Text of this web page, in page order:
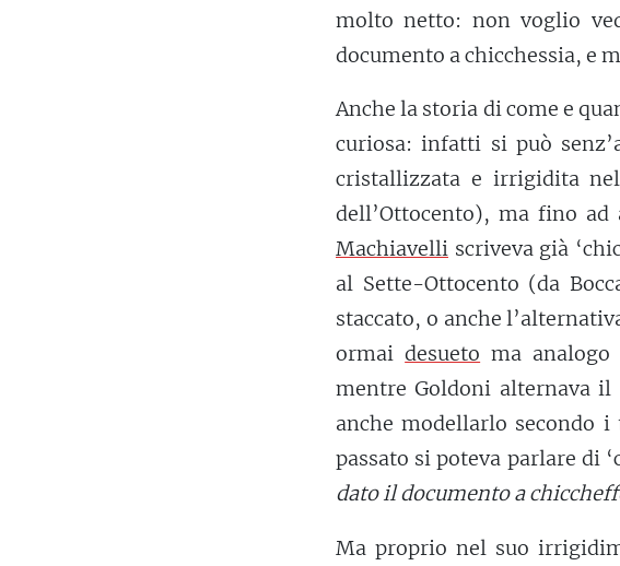
molto netto: non voglio
documento a chicchessia, e
Anche la storia di come e
curiosa: infatti si può
cristallizzata e irrigidita
dell’Ottocento), ma fino
Machiavelli scriveva già
al Sette-Ottocento (da
staccato, o anche
ormaidesueto ma analogo
mentre Goldoni alternava il
anche modellarlo secondo
passato si poteva parlare di
dato il documento a
Ma proprio nel suo